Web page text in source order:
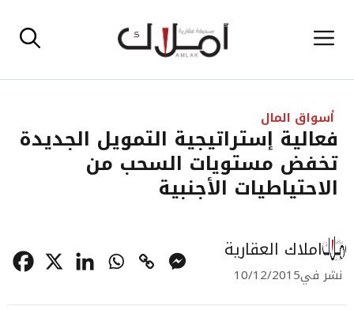
إلى القائمة
أسواق المال
فعالية إستراتيجية التمويل الجديدة
تخفض مستويات السحب من
الاحتياطيات الأجنبية
املاك العقارية
نشر في10/12/2015